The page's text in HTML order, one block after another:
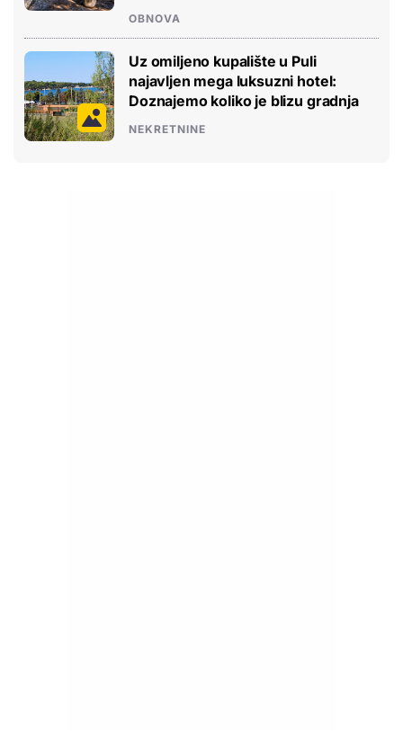
OBNOVA
Uz omiljeno kupalište u Puli
najavljen mega luksuzni hotel:
Doznajemo koliko je blizu gradnja
NEKRETNINE